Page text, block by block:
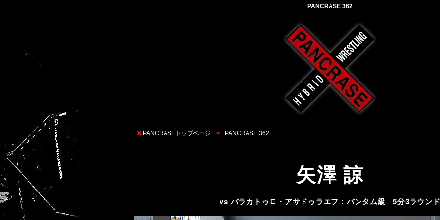
PANCRASE 362
PANCRASEトップページ PANCRASE 362
矢澤 諒
vs バラカトゥロ・アサドゥラエフ：バンタム級 5分3ラウンド